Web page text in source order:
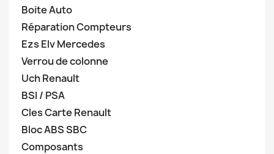
Boite Auto
Réparation Compteurs
Ezs Elv Mercedes
Verrou de colonne
Uch Renault
BSI / PSA
Cles Carte Renault
Bloc ABS SBC
Composants